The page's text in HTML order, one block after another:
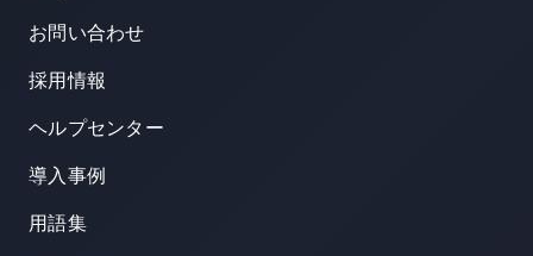
お問い合わせ
採用情報
ヘルプセンター
導入事例
用語集